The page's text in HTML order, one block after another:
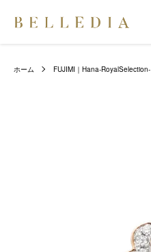
ホーム FUJIMI｜Hana-RoyalSelection-